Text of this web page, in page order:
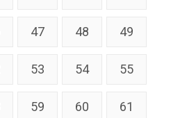
47 48 49
53 54 55
59 60 61